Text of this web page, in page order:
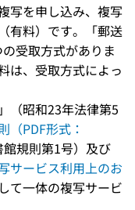
写を申し込み、複写
有料）です。「郵送
受取方式がありま
は、受取方式によっ
（昭和23年法律第5
（PDF形式：
規則第1号）及び
サービス利用上のお
て一体の複写サービ